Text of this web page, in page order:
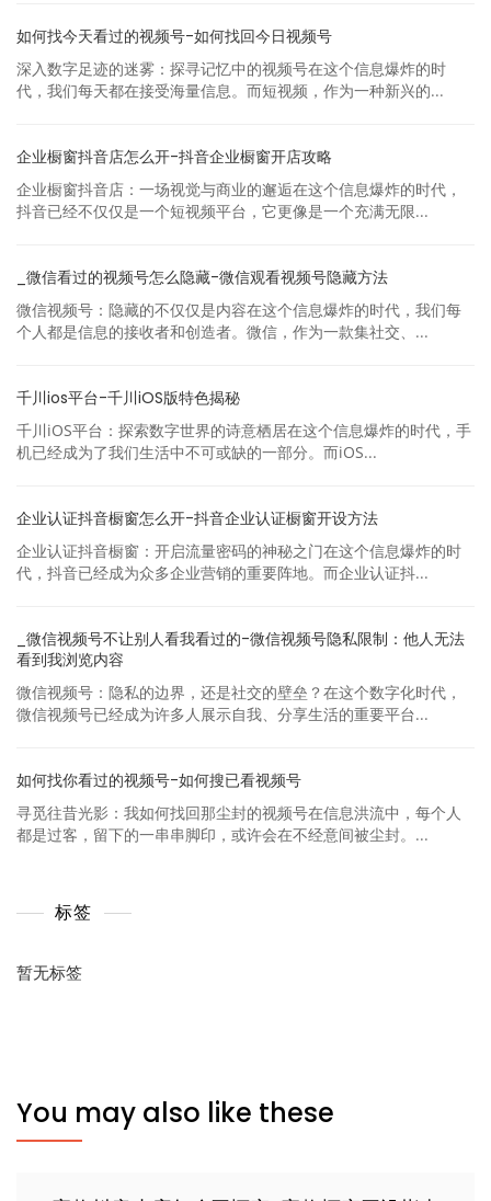
如何找今天看过的视频号-如何找回今日视频号
深入数字足迹的迷雾：探寻记忆中的视频号在这个信息爆炸的时
代，我们每天都在接受海量信息。而短视频，作为一种新兴的...
企业橱窗抖音店怎么开-抖音企业橱窗开店攻略
企业橱窗抖音店：一场视觉与商业的邂逅在这个信息爆炸的时代，
抖音已经不仅仅是一个短视频平台，它更像是一个充满无限...
_微信看过的视频号怎么隐藏-微信观看视频号隐藏方法
微信视频号：隐藏的不仅仅是内容在这个信息爆炸的时代，我们每
个人都是信息的接收者和创造者。微信，作为一款集社交、...
千川ios平台-千川iOS版特色揭秘
千川iOS平台：探索数字世界的诗意栖居在这个信息爆炸的时代，手
机已经成为了我们生活中不可或缺的一部分。而iOS...
企业认证抖音橱窗怎么开-抖音企业认证橱窗开设方法
企业认证抖音橱窗：开启流量密码的神秘之门在这个信息爆炸的时
代，抖音已经成为众多企业营销的重要阵地。而企业认证抖...
_微信视频号不让别人看我看过的-微信视频号隐私限制：他人无法
看到我浏览内容
微信视频号：隐私的边界，还是社交的壁垒？在这个数字化时代，
微信视频号已经成为许多人展示自我、分享生活的重要平台...
如何找你看过的视频号-如何搜已看视频号
寻觅往昔光影：我如何找回那尘封的视频号在信息洪流中，每个人
都是过客，留下的一串串脚印，或许会在不经意间被尘封。...
标签
暂无标签
You may also like these